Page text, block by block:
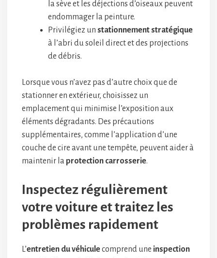
la sève et les déjections d’oiseaux peuvent
endommager la peinture.
Privilégiez un stationnement stratégique
à l’abri du soleil direct et des projections
de débris.
Lorsque vous n’avez pas d’autre choix que de
stationner en extérieur, choisissez un
emplacement qui minimise l’exposition aux
éléments dégradants. Des précautions
supplémentaires, comme l’application d’une
couche de cire avant une tempête, peuvent aider à
maintenir la protection carrosserie.
Inspectez régulièrement
votre voiture et traitez les
problèmes rapidement
L’entretien du véhiculecomprend une inspection